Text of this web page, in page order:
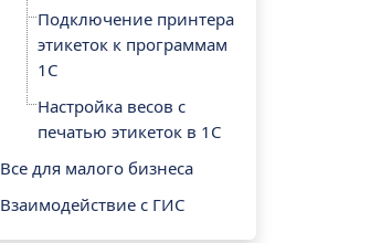
Подключение принтера
этикеток к программам
1С
Настройка весов с
печатью этикеток в 1С
Все для малого бизнеса
Взаимодействие с ГИС